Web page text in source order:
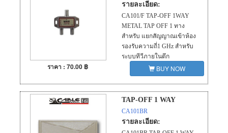
รายละเอียด:
CA101/F TAP-OFF 1WAY
METAL TAP OFF 1 ทาง
สำหรับ แยกสัญญาณเข้าห้อง
รองรับความถี่1 GHz สำหรับ
ระบบทีวีภายในตึก
ราคา : 70.00 ฿ BUY NOW
TAP-OFF 1 WAY
CA101BR
รายละเอียด: